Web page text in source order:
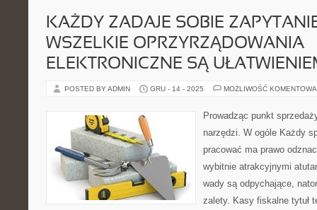
KAŻDY ZADAJE SOBIE
WSZELKIE OPRZYRZĄDOWANIA
ELEKTRONICZNE SĄ
POSTED BY ADMIN GRU - 14 - 2025 MOŻLIWOŚĆ
Prowadząc punkt
narzędzi. W ogóle Każdy
pracować ma prawo
wybitnie atrakcyjnymi
wady są odpychające,
zalety. Kasy fiskalne tytuł